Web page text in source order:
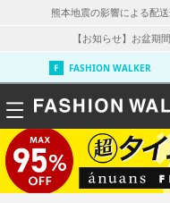
熊本地震の影響による配
【お知らせ】お盆期
FASHION WALKER